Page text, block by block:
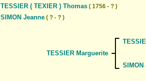
TESSIER ( TEXIER ) Thomas ( 1756 - ? )
SIMON Jeanne ( ? - ? )
TESSIER Marguerite
SIMON